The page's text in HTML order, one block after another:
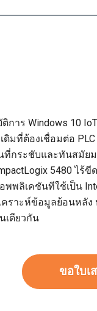
าร Windows 10
ที่ต้องเชื่อมต่อ
ที่กระชับและทันสมัย
5480 ไร้
พลิเคชันทีใช้เป็น
คราะห์ข้อมูลย้อนหลั
เดียวกัน
ขอใบเ